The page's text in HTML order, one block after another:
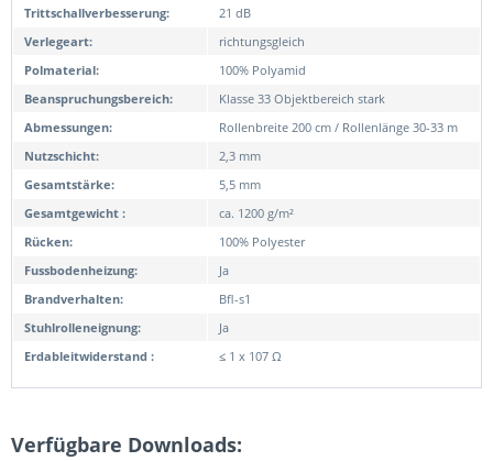
Trittschallverbesserung:
21 dB
Verlegeart:
richtungsgleich
Polmaterial:
100% Polyamid
Beanspruchungsbereich:
Klasse 33 Objektbereich stark
Abmessungen:
Rollenbreite 200 cm / Rollenlänge 30-33 m
Nutzschicht:
2,3 mm
Gesamtstärke:
5,5 mm
Gesamtgewicht :
ca. 1200 g/m²
Rücken:
100% Polyester
Fussbodenheizung:
Ja
Brandverhalten:
Bfl-s1
Stuhlrolleneignung:
Ja
Erdableitwiderstand :
≤ 1 x 107 Ω
Verfügbare Downloads: